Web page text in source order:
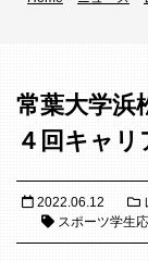
常葉大学
４回キャ
2022.06.12
スポーツ学生